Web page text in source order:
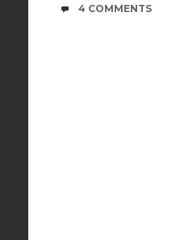
COMMENTS
4 COMMENTS